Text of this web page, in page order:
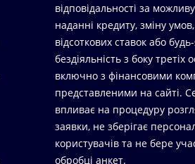
відповідальності за
наданні кредиту, зміну умов,
відсоткових ставок або будь-
бездіяльність з боку третіх
включно з фінансовими
представленими на сайті.
впливає на процедуру
заявки, не зберігає
користувачів та не бере
обробці анкет.